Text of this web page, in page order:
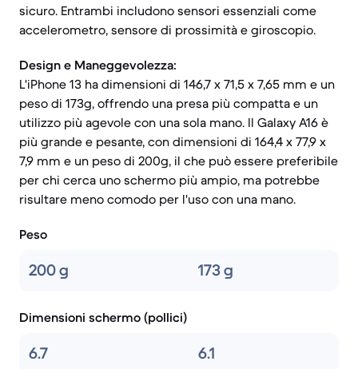
sicuro. Entrambi includono sensori essenziali come
accelerometro, sensore di prossimità e giroscopio.
Design e Maneggevolezza:
L'iPhone 13 ha dimensioni di 146,7 x 71,5 x 7,65 mm e un
peso di 173g, offrendo una presa più compatta e un
utilizzo più agevole con una sola mano. Il Galaxy A16 è
più grande e pesante, con dimensioni di 164,4 x 77,9 x
7,9 mm e un peso di 200g, il che può essere preferibile
per chi cerca uno schermo più ampio, ma potrebbe
risultare meno comodo per l'uso con una mano.
Peso
200 g 173 g
Dimensioni schermo (pollici)
6.7 6.1